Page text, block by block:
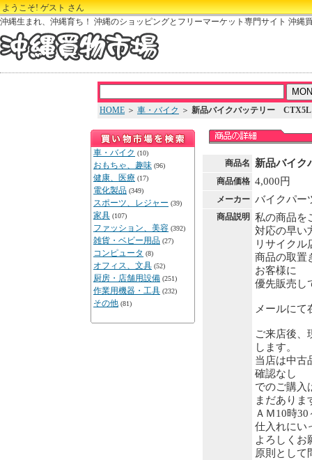
ようこそ! ゲスト さん
沖縄生まれ、沖縄育ち！ 沖縄のショッピングとフリーマーケット専門サイト 沖縄
HOME ＞ 車・バイク ＞ 新品バイクバッテリー CTX5L
車・バイク (10)
おもちゃ、趣味 (96)
健康、医療 (17)
電化製品 (349)
スポーツ、レジャー (39)
家具 (107)
ファッション、美容 (392)
雑貨・ベビー用品 (27)
コンピュータ (8)
オフィス、文具 (52)
厨房・店舗用設備 (251)
作業用機器・工具 (232)
その他 (81)
商品名 新品バイ
商品価格 4,000円
メーカー バイクパー
商品説明
私の商品を
対応の早い
リサイクル
商品の取置
お客様に
優先販売し
メールにて
ご来店後、
します。
当店は中古
確認なし
でのご購入
まだありま
ＡＭ10時
仕入れにい
よろしくお
原則として